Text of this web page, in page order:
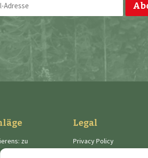
zu
Legal
Privacy Policy